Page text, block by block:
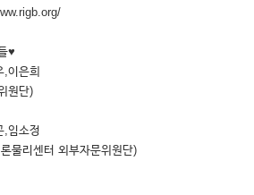
♥
이은희
원단)
,임소정
물리센터 외부자문위원단)